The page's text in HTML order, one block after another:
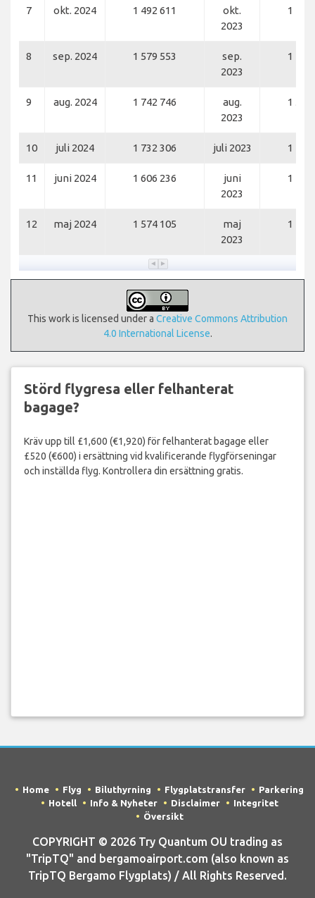
7 okt. 2024 1 492 611
okt.
2023
1 414
8 sep. 2024 1 579 553
sep.
2023
1 420
9 aug. 2024 1 742 746
aug.
2023
1 582
10 juli 2024 1 732 306 juli 2023 1 483
11 juni 2024 1 606 236
juni
2023
1 440
12 maj 2024 1 574 105
maj
2023
1 411
This work is licensed under a Creative Commons Attribution
4.0 International License.
Störd flygresa eller felhanterat
bagage?
Kräv upp till £1,600 (€1,920) för felhanterat bagage eller
£520 (€600) i ersättning vid kvalificerande flygförseningar
och inställda flyg. Kontrollera din ersättning gratis.
Home Flyg Biluthyrning Flygplatstransfer
Parkering
Hotell
Info & Nyheter Disclaimer
Integritet
Översikt
COPYRIGHT © 2026 Try Quantum OU trading as
"TripTQ" and bergamoairport.com (also known as
TripTQ Bergamo Flygplats) / All Rights Reserved.